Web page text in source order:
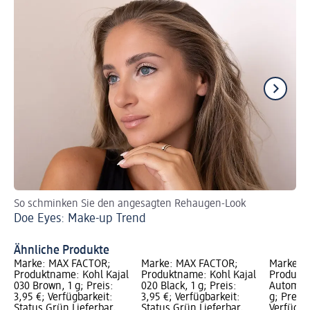
So schminken Sie den angesagten Rehaugen-Look
Doe Eyes: Make-up Trend
Ähnliche Produkte
Marke: MAX FACTOR;
Produktname: Kohl Kajal
030 Brown, 1 g; Preis:
3,95 €; Verfügbarkeit:
Marke: MAX FACTOR;
Produktname: Kohl Kajal
020 Black, 1 g; Preis:
3,95 €; Verfügbarkeit:
Marke:
g; Preis: